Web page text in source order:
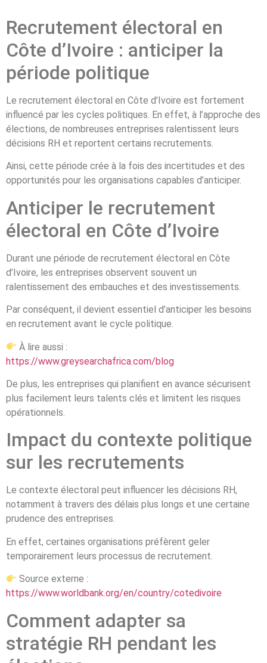
Recrutement électoral en
Côte d’Ivoire : anticiper la
période politique
Le recrutement électoral en Côte d’Ivoire est fortement
influencé par les cycles politiques. En effet, à l’approche des
élections, de nombreuses entreprises ralentissent leurs
décisions RH et reportent certains recrutements.
Ainsi, cette période crée à la fois des incertitudes et des
opportunités pour les organisations capables d’anticiper.
Anticiper le recrutement
électoral en Côte d’Ivoire
Durant une période de recrutement électoral en Côte
d’Ivoire, les entreprises observent souvent un
ralentissement des embauches et des investissements.
Par conséquent, il devient essentiel d’anticiper les besoins
en recrutement avant le cycle politique.
À lire aussi :
https://www.greysearchafrica.com/blog
De plus, les entreprises qui planifient en avance sécurisent
plus facilement leurs talents clés et limitent les risques
opérationnels.
Impact du contexte politique
sur les recrutements
Le contexte électoral peut influencer les décisions RH,
notamment à travers des délais plus longs et une certaine
prudence des entreprises.
En effet, certaines organisations préfèrent geler
temporairement leurs processus de recrutement.
Source externe :
https://www.worldbank.org/en/country/cotedivoire
Comment adapter sa
stratégie RH pendant les